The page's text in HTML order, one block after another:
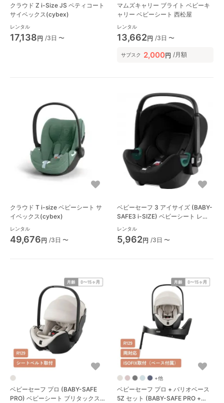
クラウド Z i-Size JS ペティコート
サイベックス(cybex)
レンタル
17,138円 /3日 〜
マムズキャリー ブライト ベビーキ
ャリー ベビーシート 西松屋
レンタル
13,662円 /3日 〜
サブスク 2,000円 /月額
クラウド T i-size ベビーシート サ
イベックス(cybex)
レンタル
49,676円 /3日 〜
ベビーセーフ 3 アイサイズ (BABY-
SAFE3 i-SIZE) ベビーシート レー
マー(Romer)
レンタル
5,962円 /3日 〜
ベビーセーフ プロ (BABY-SAFE
PRO) ベビーシート ブリタックス
+他
ベビーセーフ プロ + バリオベース
5Z セット (BABY-SAFE PRO +